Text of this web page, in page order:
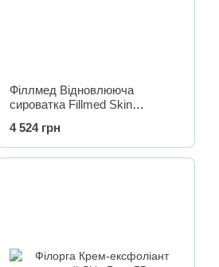
Філлмед Відновлююча
сироватка Fillmed Skin
SERUM B3, 30 мл
4 524 грн